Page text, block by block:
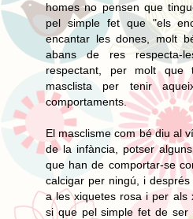
homes no pensen que
pel simple fet que "els
encantar les dones, molt
abans de res
respectant, per molt que
masclista per tenir
comportaments.
El masclisme com bé diu al
de la infància, potser
que han de comportar-se
calcigar per ningú, i
a les xiquetes rosa i per als
si que pel simple fet de ser